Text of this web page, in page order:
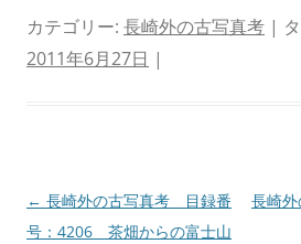
カテゴリー: 長崎外の古写真考 |
2011年6月27日 |
投
稿
← 長崎外の古写真考 目録番
号：4206 茶畑からの富士山
長崎